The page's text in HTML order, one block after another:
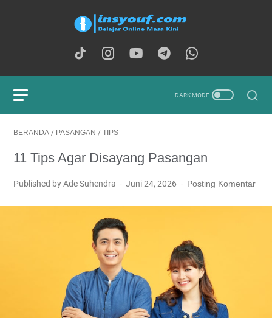
BERANDA / PASANGAN / TIPS
11 Tips Agar Disayang Pasangan
Published by Ade Suhendra Juni 24, 2026 Posting Komentar